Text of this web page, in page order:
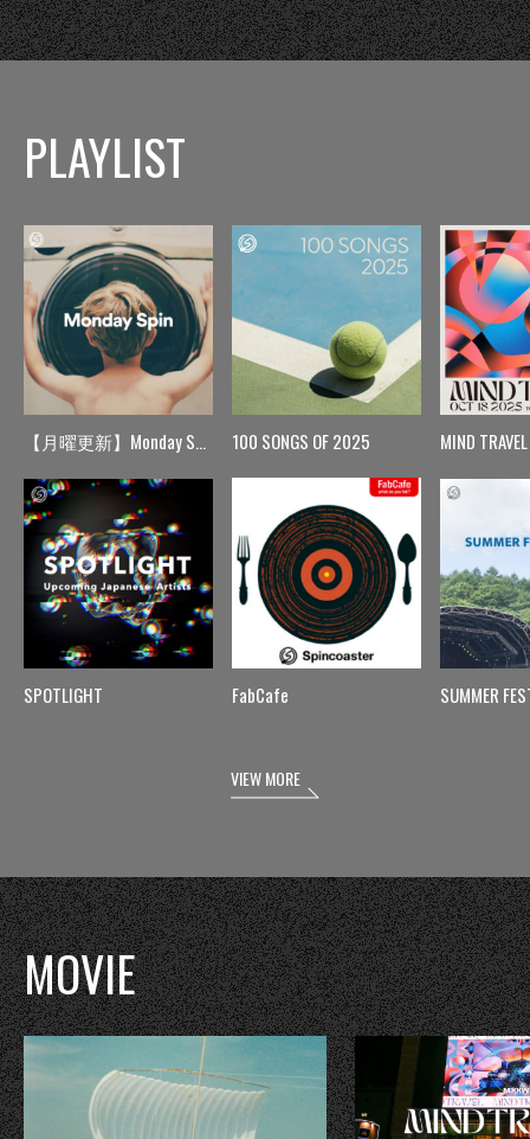
PLAYLIST
【月曜更新】Monday Spin
SPOTLIGHT
100 SONGS OF 2025
FabCafe
MIND TRAVEL
SUMMER
VIEW MORE
MOVIE